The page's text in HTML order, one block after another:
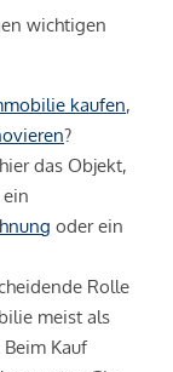
wichtigen
kaufen,
?
das Objekt,
oder ein
Rolle
meist als
Kauf